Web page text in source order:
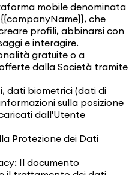
mobile denominata
che
profili, abbinarsi con
e interagire.
gratuite o a
dalla Società tramite
dati biometrici (dati di
sulla posizione
dall'Utente
Protezione dei Dati
Il documento